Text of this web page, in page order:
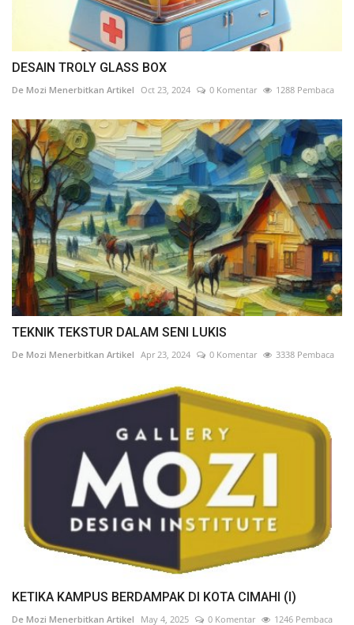
DESAIN TROLY GLASS BOX
De Mozi Menerbitkan Artikel Oct 23, 2024 0 Komentar 1288 Pembaca
TEKNIK TEKSTUR DALAM SENI LUKIS
De Mozi Menerbitkan Artikel Apr 23, 2024 0 Komentar 3338 Pembaca
KETIKA KAMPUS BERDAMPAK DI KOTA CIMAHI (I)
De Mozi Menerbitkan Artikel May 4, 2025 0 Komentar 1246 Pembaca